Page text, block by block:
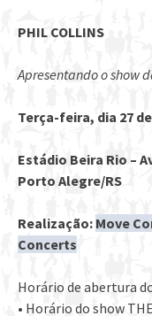
PHIL COLLINS
Apresentando o show
Terça-feira, dia 27
Estádio Beira Rio –
Porto Alegre/RS
Realização: Move
Concerts
Horário de abertura
• Horário do show